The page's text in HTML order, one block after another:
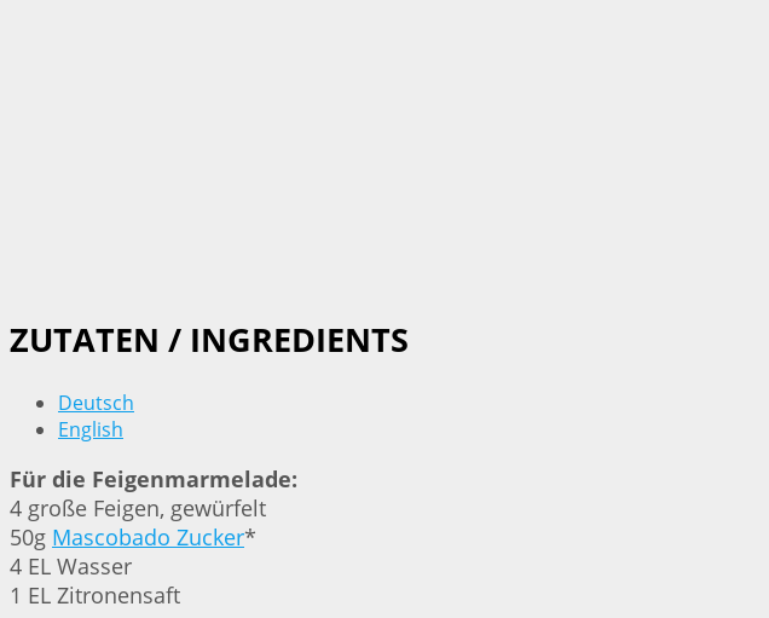
ZUTATEN / INGREDIENTS
Deutsch
English
Für die Feigenmarmelade:
4 große Feigen, gewürfelt
50g Mascobado Zucker*
4 EL Wasser
1 EL Zitronensaft